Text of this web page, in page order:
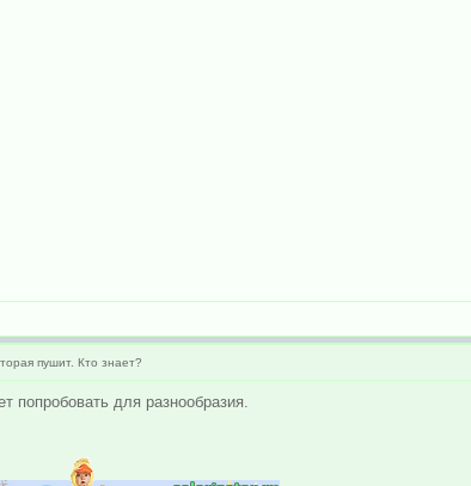
пушит. Кто знает?
попробовать для разнообразия.